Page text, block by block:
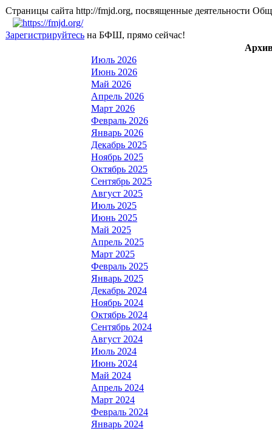
Страницы сайта http://fmjd.org, посвященные
Зарегистрируйтесь на БФШ, прямо сейчас!
Июль 2026
Июнь 2026
Май 2026
Апрель 2026
Март 2026
Февраль 2026
Январь 2026
Декабрь 2025
Ноябрь 2025
Октябрь 2025
Сентябрь 2025
Август 2025
Июль 2025
Июнь 2025
Май 2025
Апрель 2025
Март 2025
Февраль 2025
Январь 2025
Декабрь 2024
Ноябрь 2024
Октябрь 2024
Сентябрь 2024
Август 2024
Июль 2024
Июнь 2024
Май 2024
Апрель 2024
Март 2024
Февраль 2024
Январь 2024